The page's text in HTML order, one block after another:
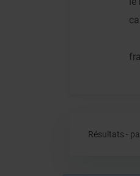
Résultats -